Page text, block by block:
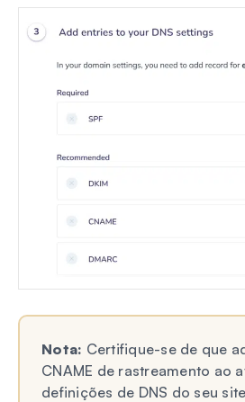
Nota: Certifique-se de que
CNAME de rastreamento ao
definições de DNS do seu